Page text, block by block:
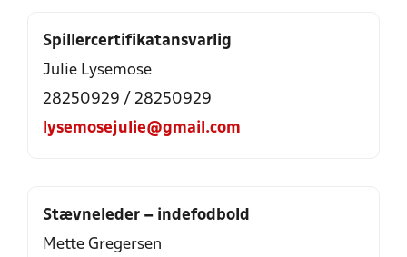
Spillercertifikatansvarlig
Julie Lysemose
28250929 / 28250929
lysemosejulie@gmail.com
Stævneleder – indefodbold
Mette Gregersen